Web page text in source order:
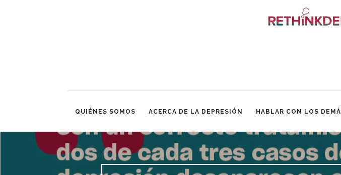
QUIÉNES SOMOS ACERCA DE LA DEPRESIÓN HABLAR CON LOS